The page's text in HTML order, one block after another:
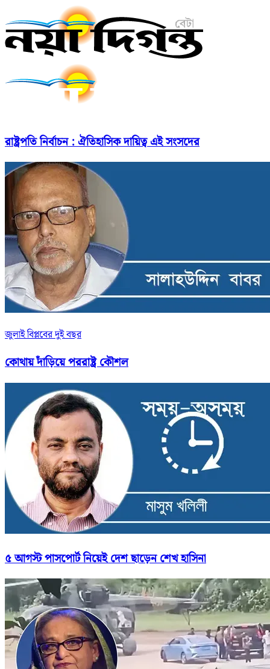
রাষ্ট্রপতি নির্বাচন : ঐতিহাসিক দায়িত্ব এই সংসদের
জুলাই বিপ্লবের দুই বছর
কোথায় দাঁড়িয়ে পররাষ্ট্র কৌশল
৫ আগস্ট পাসপোর্ট নিয়েই দেশ ছাড়েন শেখ হাসিনা